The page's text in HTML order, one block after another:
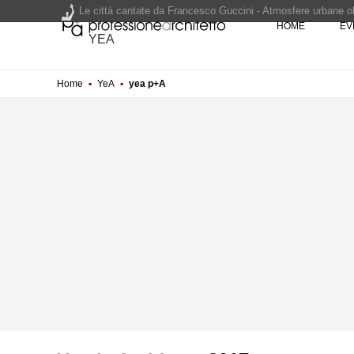
YEA
HOME
Home ▪ YeA ▪ yea p+A
Le città cantate da Francesco Guccini - Atmosfere urbane
Renzo Piano World Tour 2026, ottava edizione in